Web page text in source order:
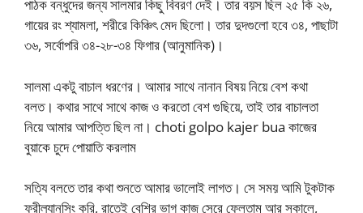
পাঠক বন্ধুদের জন্য সালমার কিছু বিবরণ দেই। তার বয়স ছিল ২৫ কি ২৬,
গায়ের রং শ্যামলা, শরীরে কিঞ্চিৎ মেদ ছিলো। তার দুদগুলো হবে ৩৪, পাছাটা
৩৬, সর্বোপরি ৩৪-২৮-৩৪ ফিগার (আনুমানিক)।
সালমা একটু বাচাল ধরণের। আমার সাথে নানান বিষয় নিয়ে বেশ কথা
বলত। কথার সাথে সাথে কাজ ও করতো বেশ গুছিয়ে, তাই তার বাচালতা
নিয়ে আমার আপত্তি ছিল না। choti golpo kajer bua কাজের
বুয়াকে চুদে পোয়াতি করলাম
সত্যি বলতে তার কথা শুনতে আমার ভালোই লাগত। সে সময় আমি টুকটাক
ফ্রীল্যানসিং করি, রাতেই বেশির ভাগ কাজ সেরে ফেলতাম আর সকালে,